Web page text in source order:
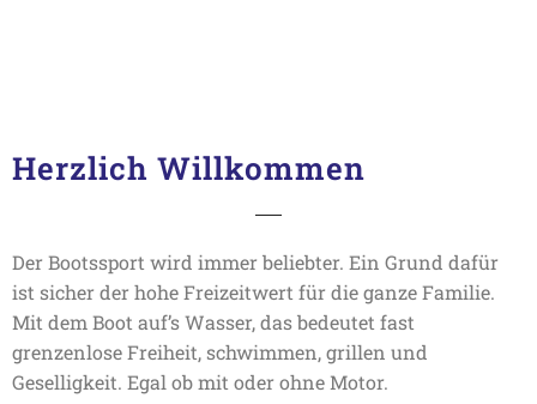
Herzlich Willkommen
Der Bootssport wird immer beliebter. Ein Grund dafür
ist sicher der hohe Freizeitwert für die ganze Familie.
Mit dem Boot auf’s Wasser, das bedeutet fast
grenzenlose Freiheit, schwimmen, grillen und
Geselligkeit. Egal ob mit oder ohne Motor.